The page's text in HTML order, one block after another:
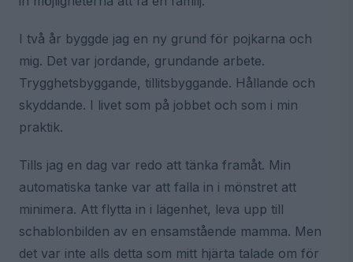
I två år byggde jag en ny grund för pojkarna och
mig. Det var jordande, grundande arbete.
Trygghetsbyggande, tillitsbyggande. Hållande och
skyddande. I livet som på jobbet och som i min
praktik.
Tills jag en dag var redo att tänka framåt. Min
automatiska tanke var att falla in i mönstret att
minimera. Att flytta in i lägenhet, leva upp till
schablonbilden av en ensamstående mamma. Men
det var inte alls detta som mitt hjärta talade om för